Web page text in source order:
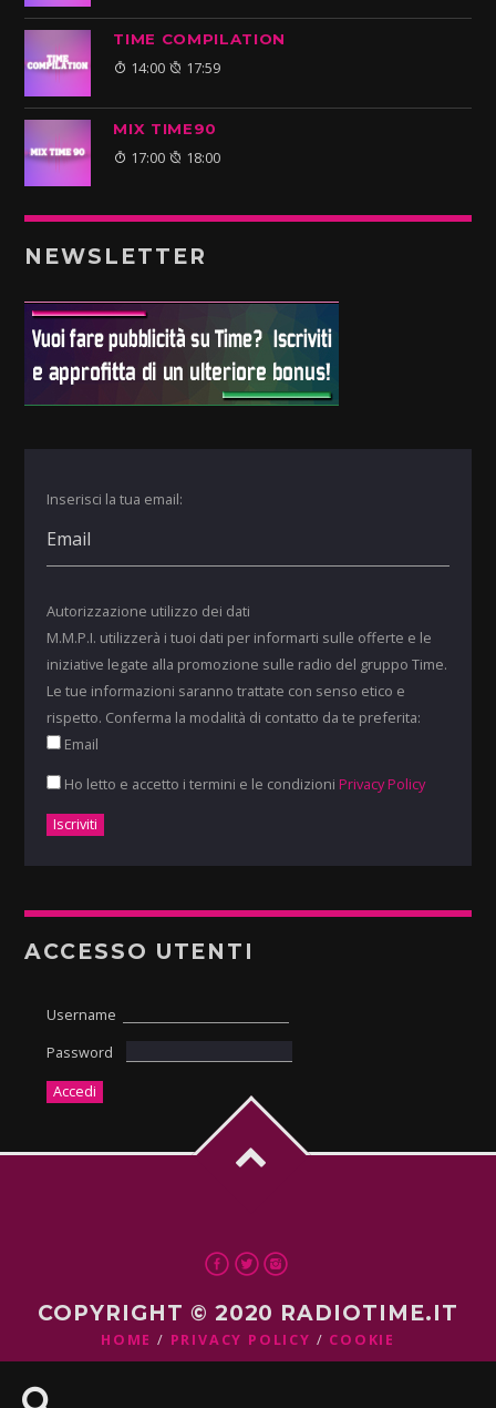
TIME COMPILATION
14:00 17:59
MIX TIME90
17:00 18:00
NEWSLETTER
Inserisci la tua email:
Autorizzazione utilizzo dei dati
M.M.P.I. utilizzerà i tuoi dati per informarti sulle offerte e le
iniziative legate alla promozione sulle radio del gruppo Time.
Le tue informazioni saranno trattate con senso etico e
rispetto. Conferma la modalità di contatto da te preferita:
Email
Ho letto e accetto i termini e le condizioni Privacy Policy
ACCESSO UTENTI
Username
Password
COPYRIGHT © 2020 RADIOTIME.IT
HOME PRIVACY POLICY COOKIE